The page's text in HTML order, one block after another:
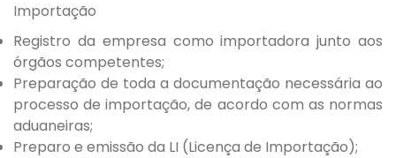
Importação
Registro da empresa como importadora junto aos
órgãos competentes;
Preparação de toda a documentação necessária ao
processo de importação, de acordo com as normas
aduaneiras;
Preparo e emissão da LI (Licença de Importação);